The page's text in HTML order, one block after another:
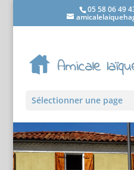
05 58 06 49
Sélectionner une page